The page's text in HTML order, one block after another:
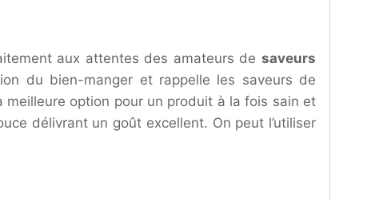
aux attentes des amateurs desaveurs
du bien-manger et rappelle les saveurs de
option pour un produit à la fois sain et
délivrant un goût excellent. On peut l’utiliser